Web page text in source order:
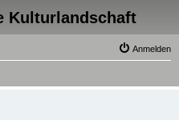
Kulturlandschaft
Anmelden